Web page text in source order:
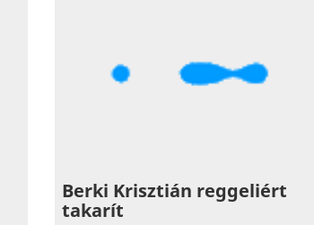
Berki Krisztián reggeliért
takarít